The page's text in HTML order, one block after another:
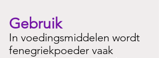
Gebruik
In voedingsmiddelen wordt
fenegriekpoeder vaak